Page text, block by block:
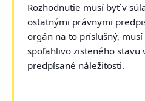
Rozhodnutie musí byť v
ostatnými právnymi
orgán na to príslušný,
spoľahlivo zisteného stavu
predpísané náležitosti.